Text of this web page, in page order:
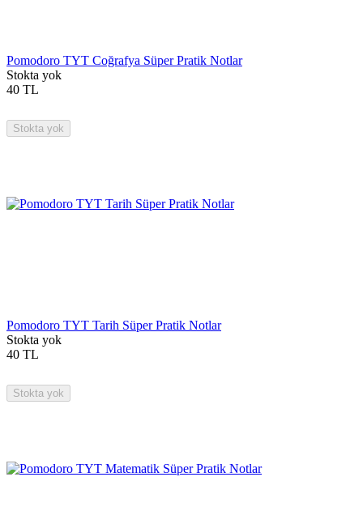
Pomodoro TYT Coğrafya Süper Pratik Notlar
Stokta yok
40 TL
Stokta yok
Pomodoro TYT Tarih Süper Pratik Notlar
Stokta yok
40 TL
Stokta yok